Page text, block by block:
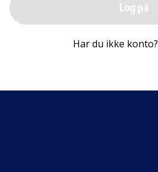
Log på
Har du ikke konto?